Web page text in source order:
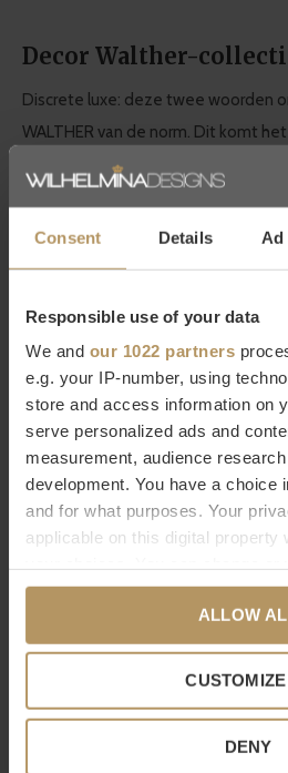
Consent Details Ad
Responsible use of your data
We and our 1022 partners
e.g. your IP-number, using
store and access information on
serve personalized ads and
measurement, audience
development. You have a choice
and for what purposes. Your
applicable on this digital property
any time from the Cookie
the Privacy trigger icon.
If you allow, we would also like to:
ALLOW
CUSTOMIZE
DENY
Decor Walther-
Discrete luxe: deze twee woorden
WALTHER van de norm. Dit komt
kwaliteit en het design. Dit maakt
ingericht te worden met de mooiste
kwaliteit. Je ziet het, je voelt het.
Bestel Decor Walther
Wilt u meer weten over Decor
een product dat niet op onze
contact op met onze
telefoon). Natuurlijk kunt u ook
Merk
Decor
Century